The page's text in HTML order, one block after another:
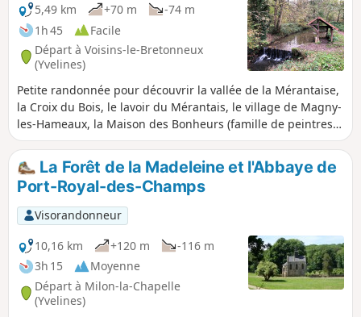
5,49 km
+70 m
-74 m
1h 45
Facile
Départ à Voisins-le-Bretonneux
(Yvelines)
Petite randonnée pour découvrir la vallée de la Mérantaise,
la Croix du Bois, le lavoir du Mérantais, le village de Magny-
les-Hameaux, la Maison des Bonheurs (famille de peintres
du XIXe siècle ), le Domaine de Brouëssy, et la stèle d'Hélène
Boucher (aviatrice du début du XXe siècle).
La Forêt de la Madeleine et l'Abbaye de
Port-Royal-des-Champs
Visorandonneur
10,16 km
+120 m
-116 m
3h 15
Moyenne
Départ à Milon-la-Chapelle
(Yvelines)